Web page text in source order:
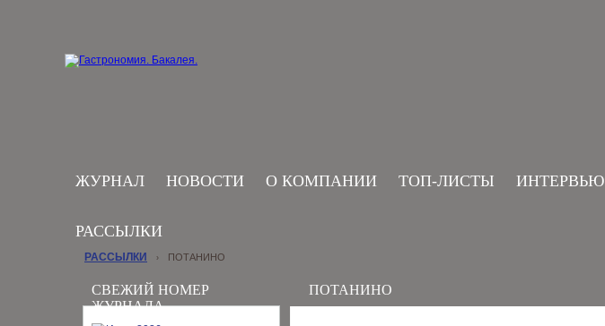
ЖУРНАЛ НОВОСТИ О КОМПАНИИ ТОП-ЛИСТЫ ИНТЕРВЬЮ
РАССЫЛКИ
СВЕЖИЙ НОМЕР
ЖУРНАЛА
РАССЫЛКИ › ПОТАНИНО
ПОТАНИНО